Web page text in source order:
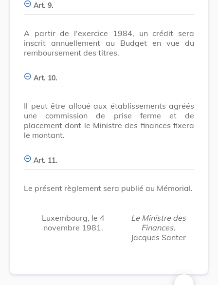
Art. 9.
A partir de l'exercice 1984, un crédit sera
inscrit annuellement au Budget en vue du
remboursement des titres.
Art. 10.
Il peut être alloué aux établissements agréés
une commission de prise ferme et de
placement dont le Ministre des finances fixera
le montant.
Art. 11.
Le présent règlement sera publié au Mémorial.
Luxembourg, le 4
novembre 1981.
Le Ministre des
Finances,
Jacques Santer